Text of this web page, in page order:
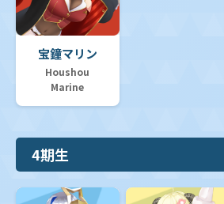
宝鐘マリン
Houshou
Marine
4期生